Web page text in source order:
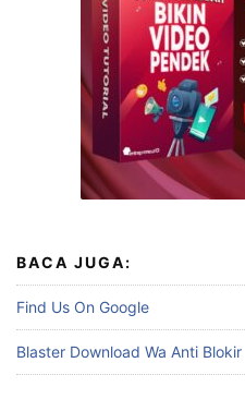
BACA JUGA:
Find Us On Google
Blaster Download Wa Anti Blokir